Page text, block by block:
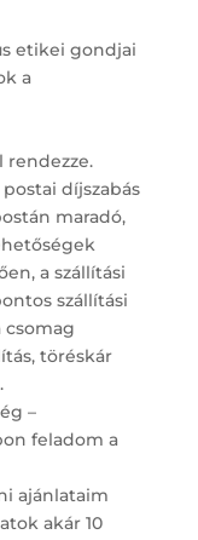
etikei gondjai
a
rendezze.
díjszabás
maradó,
a szállítási
szállítási
csomag
töréskár
–
feladom a
ajánlataim
akár 10